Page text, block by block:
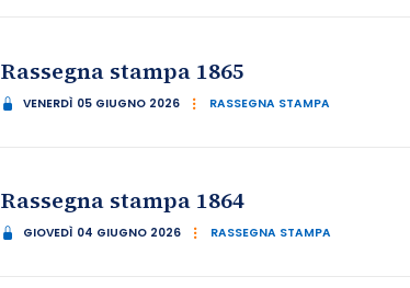
Rassegna stampa 1865
VENERDÌ 05 GIUGNO 2026 RASSEGNA STAMPA
Rassegna stampa 1864
GIOVEDÌ 04 GIUGNO 2026 RASSEGNA STAMPA